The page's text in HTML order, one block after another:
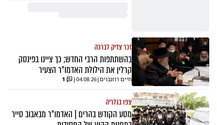
זכר צדיק לברכה
בהשתתפות הרבי החדש; כך ציינו בפינסק
קרלין את הילולת האדמו"ר הצעיר
חיים רוזנבוים |
04.08.26
|
1
צפו בגלריה
מסע הקודש בהרים | האדמו"ר מבאבוב סייר